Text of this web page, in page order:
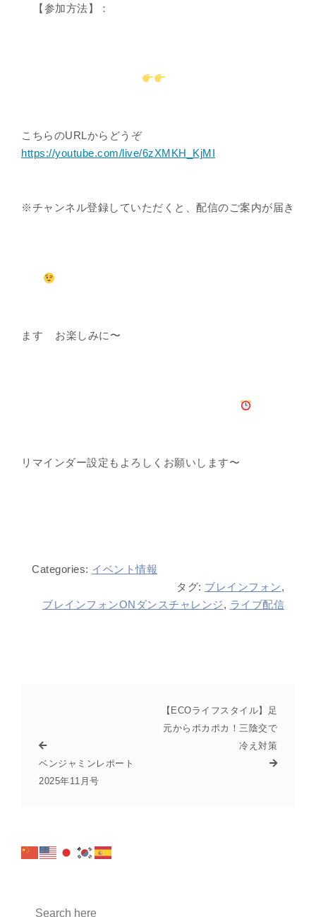
【参加方法】：
こちらのURLからどうぞ
https://youtube.com/live/6zXMKH_KjMI
※チャンネル登録していただくと、配信のご案内が届き
ます お楽しみに〜
リマインダー設定もよろしくお願いします〜
Categories: イベント情報
タグ: ブレインフォン,
ブレインフォンONダンスチャレンジ, ライブ配信
ベンジャミンレポート
2025年11月号
【ECOライフスタイル】足
元からポカポカ！三陰交で
冷え対策